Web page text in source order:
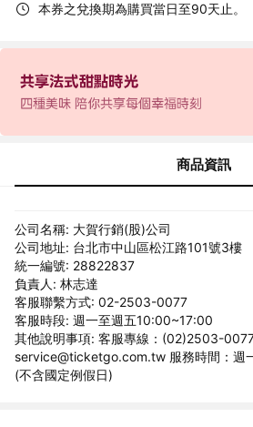
本券之兌換期為購買當日至90天止。
商品資訊
公司名稱: 大賀行銷(股)公司
公司地址: 台北市中山區松江路101號3樓
統一編號: 28822837
負責人: 林志達
客服聯繫方式: 02-2503-0077
客服時段: 週一至週五10:00~17:00
其他說明事項: 客服專線：(02)2503-0077
service@ticketgo.com.tw 服務時間：週
(不含國定例假日)